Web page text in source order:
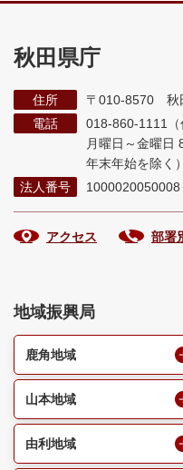
秋田県庁
住所
〒010-8570 秋
電話
018-860-1111（
月曜日～金曜日
年末年始を除く）
法人番号
1000020050008
アクセス 部署
地域振興局
鹿角地域
山本地域
由利地域